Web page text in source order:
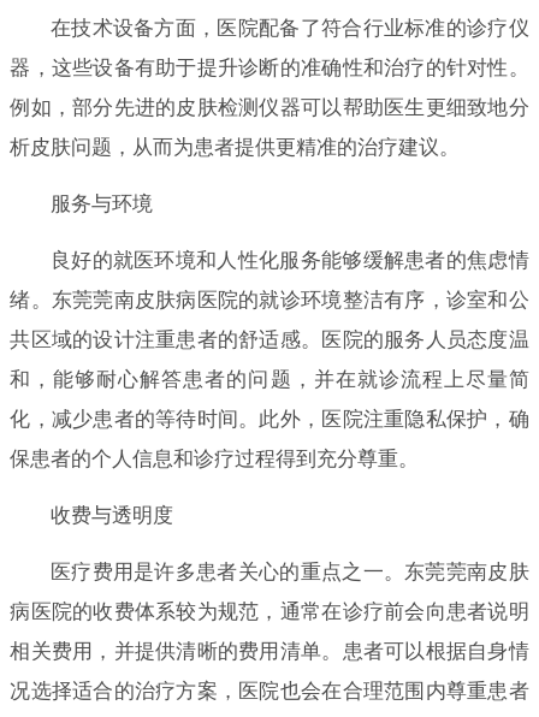
在技术设备方面，医院配备了符合行业标准的诊疗仪
器，这些设备有助于提升诊断的准确性和治疗的针对性。
例如，部分先进的皮肤检测仪器可以帮助医生更细致地分
析皮肤问题，从而为患者提供更精准的治疗建议。
服务与环境
良好的就医环境和人性化服务能够缓解患者的焦虑情
绪。东莞莞南皮肤病医院的就诊环境整洁有序，诊室和公
共区域的设计注重患者的舒适感。医院的服务人员态度温
和，能够耐心解答患者的问题，并在就诊流程上尽量简
化，减少患者的等待时间。此外，医院注重隐私保护，确
保患者的个人信息和诊疗过程得到充分尊重。
收费与透明度
医疗费用是许多患者关心的重点之一。东莞莞南皮肤
病医院的收费体系较为规范，通常在诊疗前会向患者说明
相关费用，并提供清晰的费用清单。患者可以根据自身情
况选择适合的治疗方案，医院也会在合理范围内尊重患者